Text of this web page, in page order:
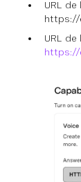
URL de
https://
URL de
https://